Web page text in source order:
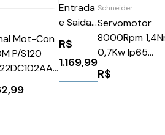
Mot-Con
P/S120
Entrada
e Saida
CHKD1
ABB
49897
R$
1.169,99
Schneider
Servomotor
8000Rpm
0,7Kw Ip65
Schneider
R$